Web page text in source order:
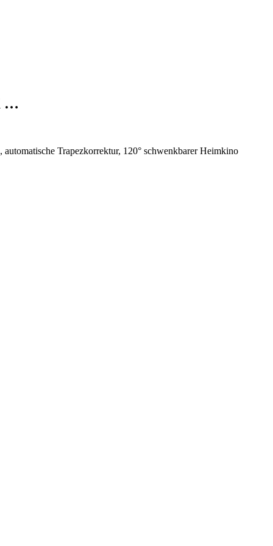
…
Trapezkorrektur, 120° schwenkbarer Heimkino